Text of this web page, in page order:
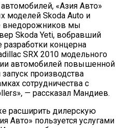
«Азия Авто»
моделей Skoda Auto и
внедорожников мы
Skoda Yeti, вобравший
концерна
SRX 2010 модельного
автомобилей повышенной
производства
сотрудничества с
— рассказал Мандиев.
расширить дилерскую
Авто» пользуется услугами